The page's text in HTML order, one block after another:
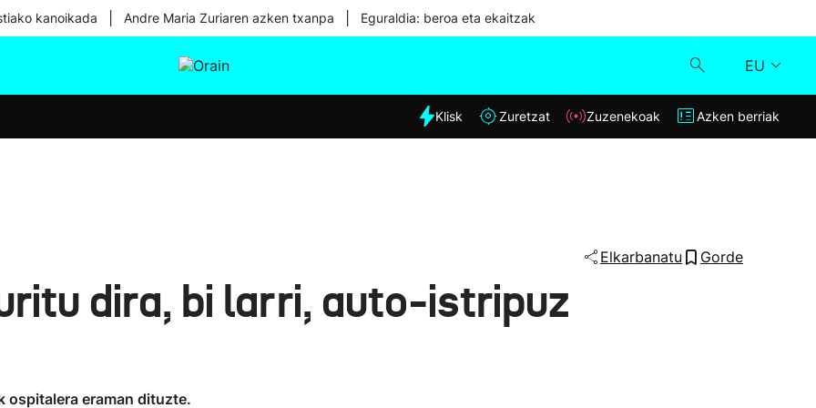
kanoikada Andre Maria Zuriaren azken txanpa Eguraldia: beroa eta ekaitzak
EU
Eguraldia
Klisk
Klisk Zuretzat Zuzenekoak Azken berriak
Elkarbanatu Gorde
dira, bi larri, auto-istripuz
ospitalera eraman dituzte.